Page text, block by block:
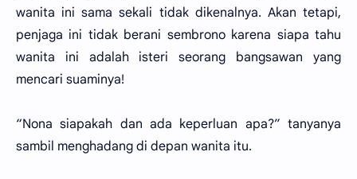
wanita ini sama sekali tidak dikenalnya. Akan tetapi,
penjaga ini tidak berani sembrono karena siapa tahu
wanita ini adalah isteri seorang bangsawan yang
mencari suaminya!
“Nona siapakah dan ada keperluan apa?” tanyanya
sambil menghadang di depan wanita itu.